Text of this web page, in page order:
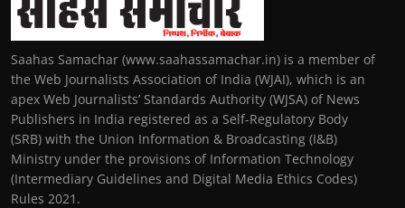
Saahas Samachar (www.saahassamachar.in) is a member of
the Web Journalists Association of India (WJAI), which is an
apex Web Journalists’ Standards Authority (WJSA) of News
Publishers in India registered as a Self-Regulatory Body
(SRB) with the Union Information & Broadcasting (I&B)
Ministry under the provisions of Information Technology
(Intermediary Guidelines and Digital Media Ethics Codes)
Rules 2021.